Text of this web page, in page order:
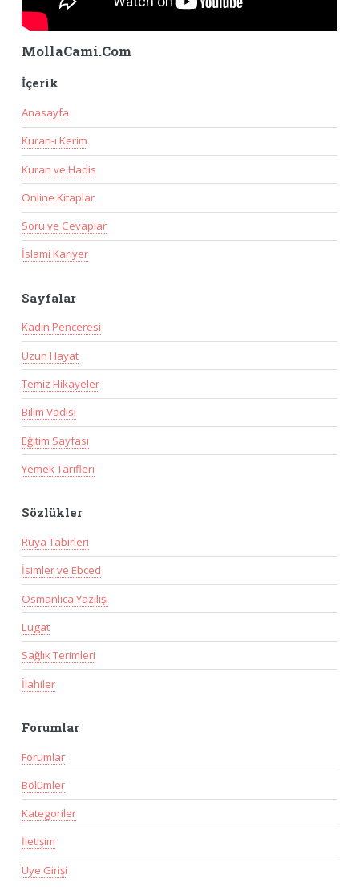
MollaCami.Com
İçerik
Anasayfa
Kuran-ı Kerim
Kuran ve Hadis
Online Kitaplar
Soru ve Cevaplar
İslami Kariyer
Sayfalar
Kadın Penceresi
Uzun Hayat
Temiz Hikayeler
Bilim Vadisi
Eğitim Sayfası
Yemek Tarifleri
Sözlükler
Rüya Tabirleri
İsimler ve Ebced
Osmanlıca Yazılışı
Lugat
Sağlık Terimleri
İlahiler
Forumlar
Forumlar
Bölümler
Kategoriler
İletişim
Üye Girişi